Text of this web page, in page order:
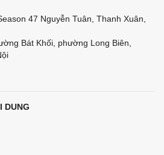
47 Nguyễn Tuân, Thanh Xuân,
Bát Khối, phường Long Biên,
DUNG